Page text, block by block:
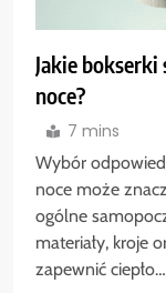
Jakie bokserki
noce?
7 mins
Wybór
noce może
ogólne
materiały, kroje
zapewnić ciepło…